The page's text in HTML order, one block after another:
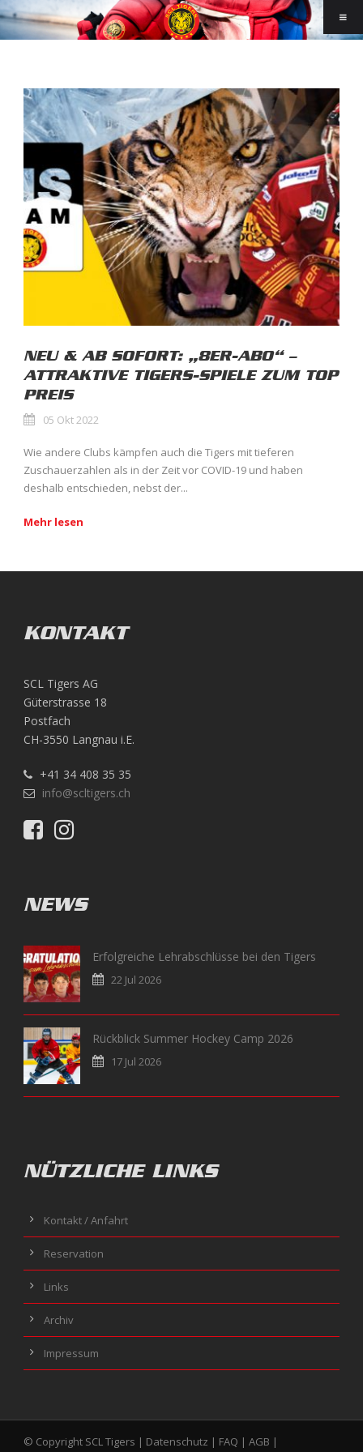
NEU & AB SOFORT: „8ER-ABO“ –
ATTRAKTIVE TIGERS-SPIELE ZUM TOP
PREIS
05 Okt 2022
Wie andere Clubs kämpfen auch die Tigers mit tieferen
Zuschauerzahlen als in der Zeit vor COVID-19 und haben
deshalb entschieden, nebst der...
Mehr lesen
KONTAKT
SCL Tigers AG
Güterstrasse 18
Postfach
CH-3550 Langnau i.E.
+41 34 408 35 35
info@scltigers.ch
NEWS
Erfolgreiche Lehrabschlüsse bei den Tigers
22 Jul 2026
Rückblick Summer Hockey Camp 2026
17 Jul 2026
NÜTZLICHE LINKS
Kontakt / Anfahrt
Reservation
Links
Archiv
Impressum
© Copyright SCL Tigers | Datenschutz | FAQ | AGB |